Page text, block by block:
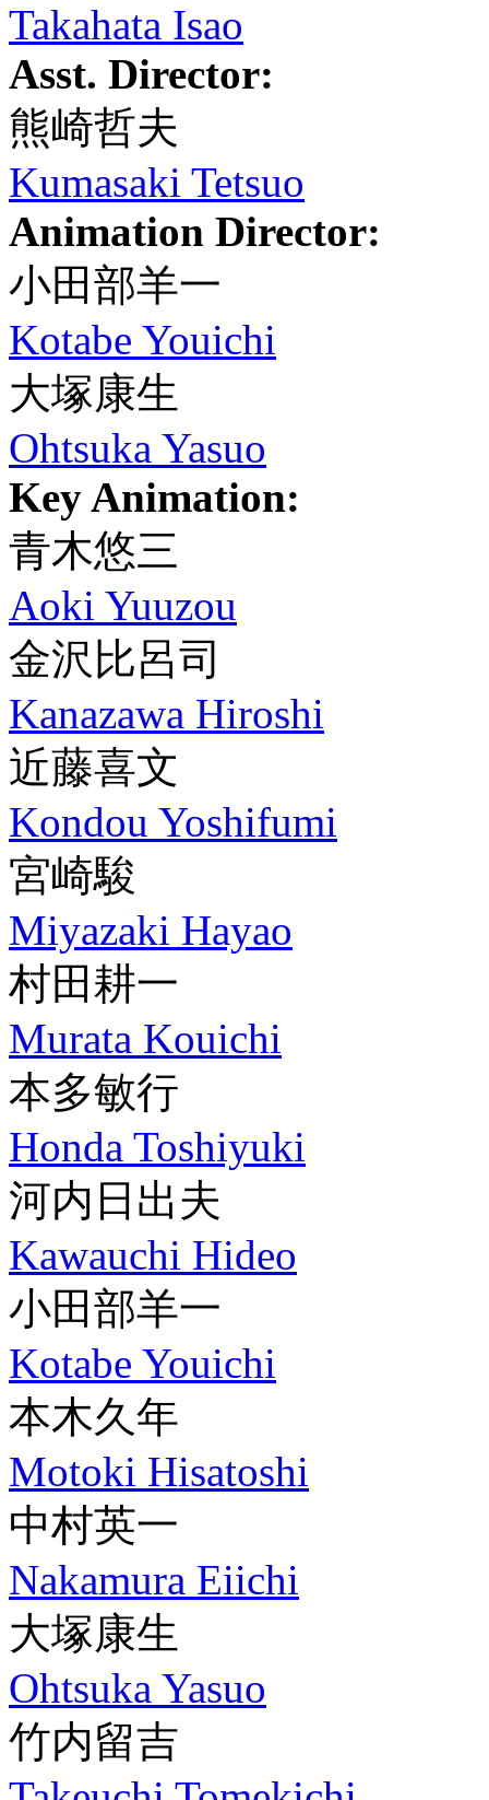
Takahata Isao
Asst. Director:
熊崎哲夫
Kumasaki Tetsuo
Animation Director:
小田部羊一
Kotabe Youichi
大塚康生
Ohtsuka Yasuo
Key Animation:
青木悠三
Aoki Yuuzou
金沢比呂司
Kanazawa Hiroshi
近藤喜文
Kondou Yoshifumi
宮崎駿
Miyazaki Hayao
村田耕一
Murata Kouichi
本多敏行
Honda Toshiyuki
河内日出夫
Kawauchi Hideo
小田部羊一
Kotabe Youichi
本木久年
Motoki Hisatoshi
中村英一
Nakamura Eiichi
大塚康生
Ohtsuka Yasuo
竹内留吉